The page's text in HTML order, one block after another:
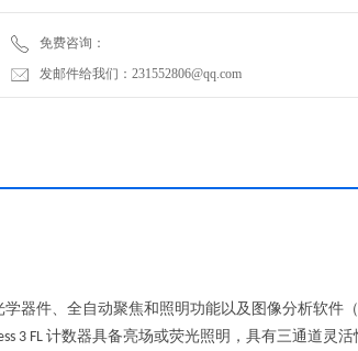
免费咨询：
发邮件给我们：231552806@qq.com
器件、全自动聚焦和照明功能以及图像分析软件
3 FL 计数器具备亮场或荧光照明，具有三通道灵